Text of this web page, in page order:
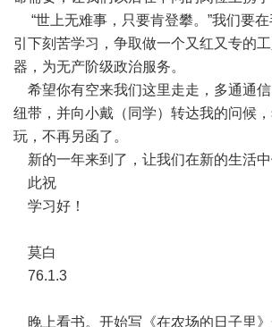
“世上无难事，只要肯登攀。”我们要
引下刻苦学习，争取做一个又红又专的
器，为无产阶级政治服务。
希望你有空来我们这里走走，多通通
纽带，并向小戴（同学）转达我的问候
玩，不再另函了。
新的一年来到了，让我们在新的生活中
此祝
学习好！
莫白
76.1.3
晚上看书。开始写《在农场的日子里